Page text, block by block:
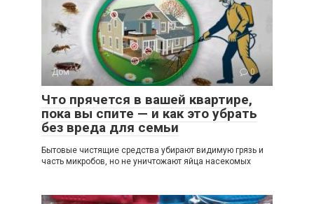
Дом 0
Что прячется в вашей квартире,
пока вы спите — и как это убрать
без вреда для семьи
Бытовые чистящие средства убирают видимую грязь и
часть микробов, но не уничтожают яйца насекомых